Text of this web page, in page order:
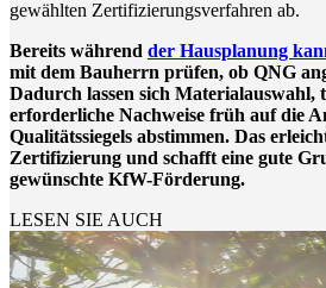
gewählten Zertifizierungsverfahren ab.
Bereits während der Hausplanung
mit dem Bauherrn prüfen, ob QNG
Dadurch lassen sich Materialauswahl,
erforderliche Nachweise früh auf die
Qualitätssiegels abstimmen. Das
Zertifizierung und schafft eine gute
gewünschte KfW-Förderung.
LESEN SIE AUCH